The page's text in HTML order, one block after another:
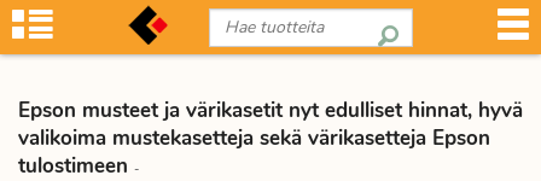
Epson musteet ja värikasetit nyt edulliset hinnat, hyvä
valikoima mustekasetteja sekä värikasetteja Epson
tulostimeen -